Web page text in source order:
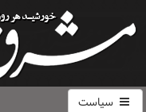
سیاست